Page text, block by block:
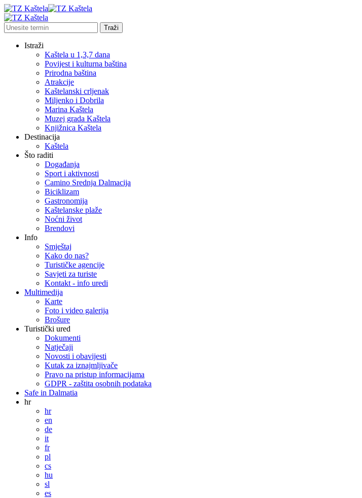
Istraži
Kaštela u 1,3,7 dana
Povijest i kulturna baština
Prirodna baština
Atrakcije
Kaštelanski crljenak
Miljenko i Dobrila
Marina Kaštela
Muzej grada Kaštela
Knjižnica Kaštela
Destinacija
Kaštela
Što raditi
Događanja
Sport i aktivnosti
Camino Srednja Dalmacija
Biciklizam
Gastronomija
Kaštelanske plaže
Noćni život
Brendovi
Info
Smještaj
Kako do nas?
Turističke agencije
Savjeti za turiste
Kontakt - info uredi
Multimedija
Karte
Foto i video galerija
Brošure
Turistički ured
Dokumenti
Natječaji
Novosti i obavijesti
Kutak za iznajmljivače
Pravo na pristup informacijama
GDPR - zaštita osobnih podataka
Safe in Dalmatia
hr
hr
en
de
it
fr
pl
cs
hu
sl
es